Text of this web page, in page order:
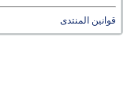
قوانين المنتدى